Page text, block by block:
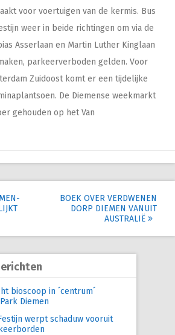
voor voertuigen van de kermis. Bus
weer in beide richtingen om via de
Asserlaan en Martin Luther Kinglaan
parkeerverboden gelden. Voor
Zuidoost komt er een tijdelijke
De Diemense weekmarkt
gehouden op het Van
BOEK OVER VERDWENEN
DORP DIEMEN VANUIT
AUSTRALIË
bioscoop in ´centrum´
Diemen
werpt schaduw vooruit